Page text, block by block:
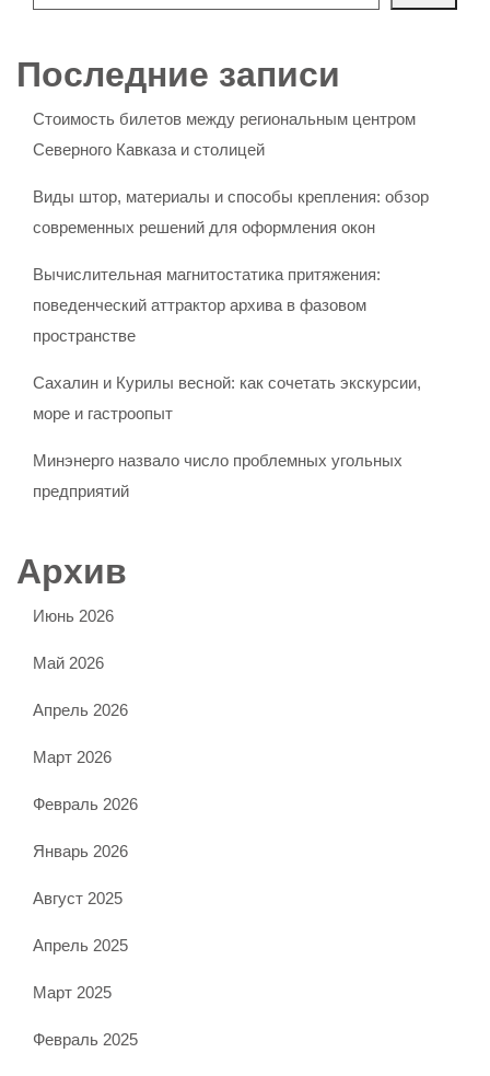
Последние записи
Стоимость билетов между региональным центром
Северного Кавказа и столицей
Виды штор, материалы и способы крепления: обзор
современных решений для оформления окон
Вычислительная магнитостатика притяжения:
поведенческий аттрактор архива в фазовом
пространстве
Сахалин и Курилы весной: как сочетать экскурсии,
море и гастроопыт
Минэнерго назвало число проблемных угольных
предприятий
Архив
Июнь 2026
Май 2026
Апрель 2026
Март 2026
Февраль 2026
Январь 2026
Август 2025
Апрель 2025
Март 2025
Февраль 2025